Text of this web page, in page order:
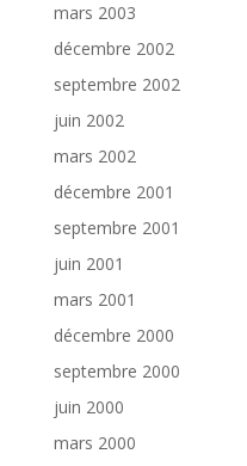
mars 2003
décembre 2002
septembre 2002
juin 2002
mars 2002
décembre 2001
septembre 2001
juin 2001
mars 2001
décembre 2000
septembre 2000
juin 2000
mars 2000